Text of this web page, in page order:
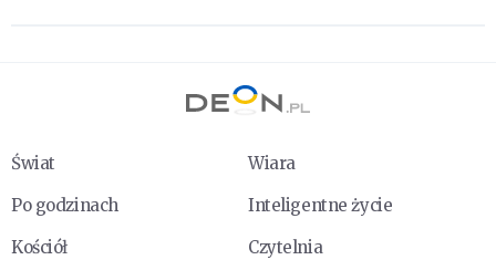
Świat
Wiara
Po godzinach
Inteligentne życie
Kościół
Czytelnia